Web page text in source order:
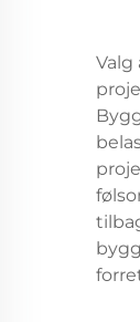
Valg